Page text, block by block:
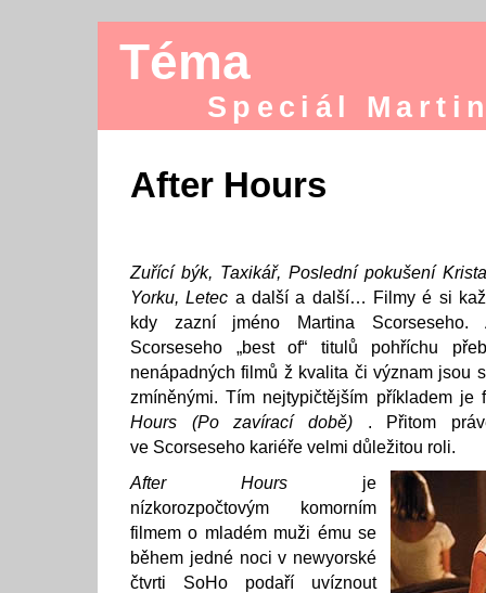
Téma
Speciál
After Hours
Zuřící býk, Taxikář, Poslední pokušení
Yorku, Letec a další a další… Filmy é si
kdy zazní jméno Martina Scorseseho.
Scorseseho „best of“ titulů pohříchu
nenápadných filmů ž kvalita či význam jsou
zmíněnými. Tím nejtypičtějším příkladem
Hours (Po zavírací době) . Přitom
ve Scorseseho kariéře velmi důležitou roli.
After Hours je
nízkorozpočtovým komorním
filmem o mladém muži ému se
během jedné noci v newyorské
čtvrti SoHo podaří uvíznout